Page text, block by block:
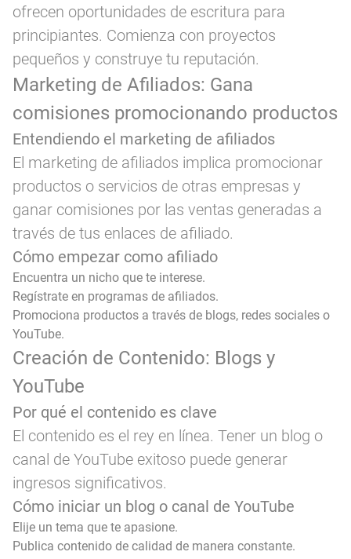
ofrecen oportunidades de escritura para
principiantes. Comienza con proyectos
pequeños y construye tu reputación.
Marketing de Afiliados: Gana
comisiones promocionando productos
Entendiendo el marketing de afiliados
El marketing de afiliados implica promocionar
productos o servicios de otras empresas y
ganar comisiones por las ventas generadas a
través de tus enlaces de afiliado.
Cómo empezar como afiliado
Encuentra un nicho que te interese.
Regístrate en programas de afiliados.
Promociona productos a través de blogs, redes sociales o
YouTube.
Creación de Contenido: Blogs y
YouTube
Por qué el contenido es clave
El contenido es el rey en línea. Tener un blog o
canal de YouTube exitoso puede generar
ingresos significativos.
Cómo iniciar un blog o canal de YouTube
Elije un tema que te apasione.
Publica contenido de calidad de manera constante.